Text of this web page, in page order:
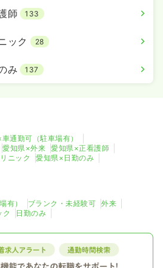
師 133
ック 28
み 137
通勤可（駐車場有）
愛知県×外来
愛知県×正看護師
ニック 愛知県×日勤のみ
有） ブランク・未経験可
外来
ク 日勤のみ